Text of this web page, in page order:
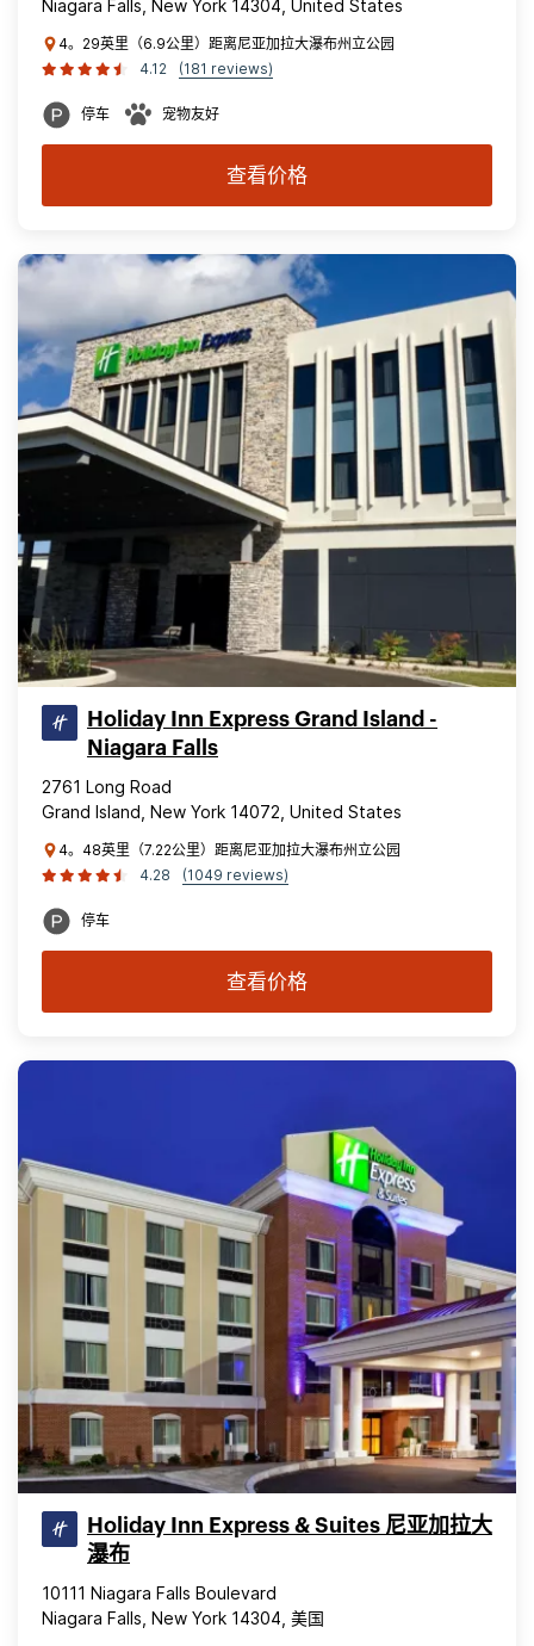
Niagara Falls, New York 14304, United States
4。29英里（6.9公里）距离尼亚加拉大瀑布州立公园
4.12
(181 reviews)
停车 宠物友好
查看价格
Holiday Inn Express Grand Island -
Niagara Falls
2761 Long Road
Grand Island, New York 14072, United States
4。48英里（7.22公里）距离尼亚加拉大瀑布州立公园
4.28
(1049 reviews)
停车
查看价格
Holiday Inn Express & Suites 尼亚加拉大
瀑布
10111 Niagara Falls Boulevard
Niagara Falls, New York 14304, 美国